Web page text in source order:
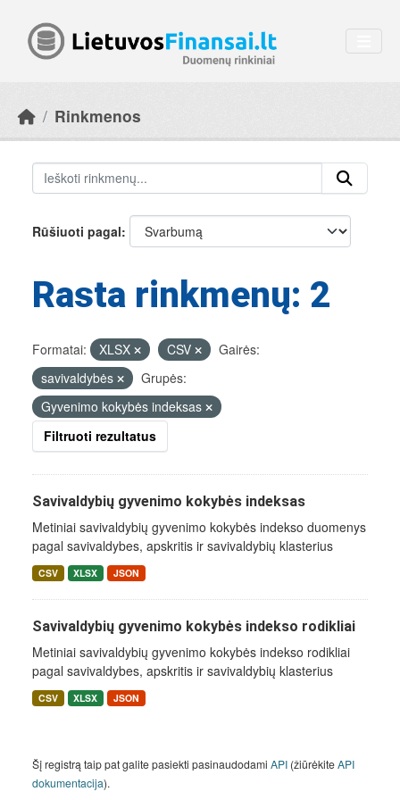
Rinkmenos
Rūšiuoti pagal
Rasta rinkmenų: 2
Formatai: XLSX CSV
Gairės:
savivaldybės
Grupės:
Gyvenimo kokybės indeksas
Filtruoti rezultatus
Savivaldybių gyvenimo kokybės indeksas
Metiniai savivaldybių gyvenimo kokybės indekso duomenys
pagal savivaldybes, apskritis ir savivaldybių klasterius
CSV XLSX JSON
Savivaldybių gyvenimo kokybės indekso rodikliai
Metiniai savivaldybių gyvenimo kokybės indekso rodikliai
pagal savivaldybes, apskritis ir savivaldybių klasterius
CSV XLSX JSON
Šį registrą taip pat galite pasiekti pasinaudodami API (žiūrėkiteAPI
dokumentacija).